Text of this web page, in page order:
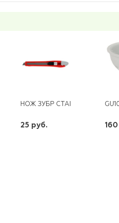
960ЛМ КРУГ БЕЛ. 220*98IP54
ТС-150 72/7/1
НОЖ ЗУБР СТАНДАРТ 9ММ
25 руб.